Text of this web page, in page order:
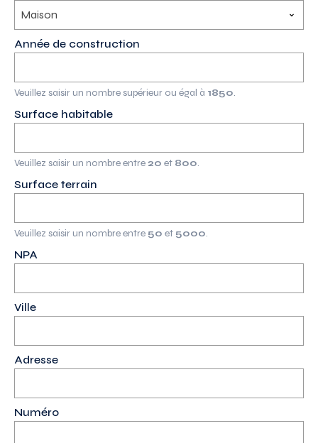
Année de construction
Veuillez saisir un nombre supérieur ou égal à 1850.
Surface habitable
Veuillez saisir un nombre entre20 et 800.
Surface terrain
Veuillez saisir un nombre entre 50 et 5000.
NPA
Ville
Adresse
Numéro